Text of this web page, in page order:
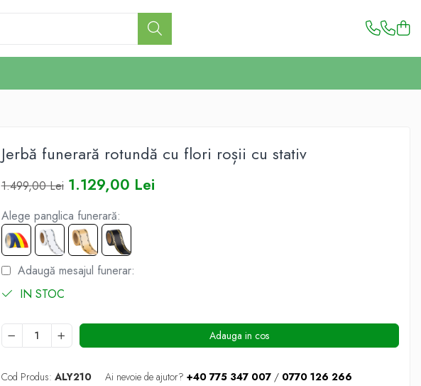
Jerbă funerară rotundă cu flori roșii cu stativ
1.499,00 Lei 1.129,00 Lei
Alege panglica funerară:
Adaugă mesajul funerar:
IN STOC
Adauga in cos
Cod Produs: ALY210 Ai nevoie de ajutor? +40 775 347 007 / 0770 126 266